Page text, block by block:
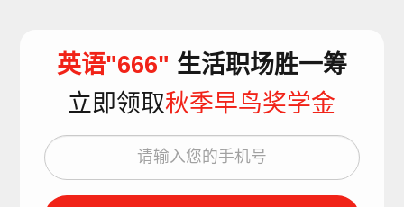
英语"666" 生活职场胜一筹
立即领取秋季早鸟奖学金